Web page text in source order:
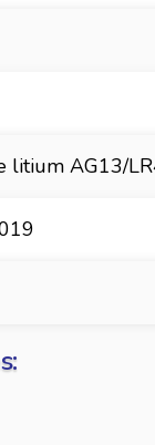
litium AG13/